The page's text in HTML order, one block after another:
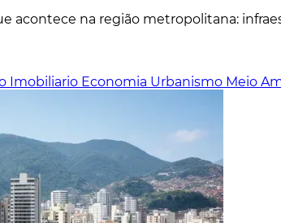
acontece na região metropolitana:
Imobiliario Economia Urbanismo Meio